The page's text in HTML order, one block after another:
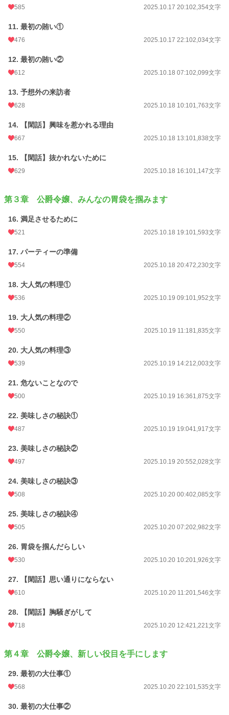
585 2025.10.17 20:102,354文字
11. 最初の賄い①
476 2025.10.17 22:102,034文字
12. 最初の賄い②
612 2025.10.18 07:102,099文字
13. 予想外の来訪者
628 2025.10.18 10:101,763文字
14. 【閑話】興味を惹かれる理由
667 2025.10.18 13:101,838文字
15. 【閑話】抜かれないために
629 2025.10.18 16:101,147文字
第３章 公爵令嬢、みんなの胃袋を掴みます
16. 満足させるために
521 2025.10.18 19:101,593文字
17. パーティーの準備
554 2025.10.18 20:472,230文字
18. 大人気の料理①
536 2025.10.19 09:101,952文字
19. 大人気の料理②
550 2025.10.19 11:181,835文字
20. 大人気の料理③
539 2025.10.19 14:212,003文字
21. 危ないことなので
500 2025.10.19 16:361,875文字
22. 美味しさの秘訣①
487 2025.10.19 19:041,917文字
23. 美味しさの秘訣②
497 2025.10.19 20:552,028文字
24. 美味しさの秘訣③
508 2025.10.20 00:402,085文字
25. 美味しさの秘訣④
505 2025.10.20 07:202,982文字
26. 胃袋を掴んだらしい
530 2025.10.20 10:201,926文字
27. 【閑話】思い通りにならない
610 2025.10.20 11:201,546文字
28. 【閑話】胸騒ぎがして
718 2025.10.20 12:421,221文字
第４章 公爵令嬢、新しい役目を手にします
29. 最初の大仕事①
568 2025.10.20 22:101,535文字
30. 最初の大仕事②